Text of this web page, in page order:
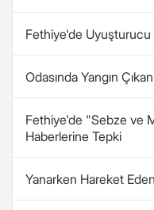
Fethiye'de
Odasında Yangın
Fethiye'de "Sebze ve
Haberlerine Tepki
Yanarken Hareket